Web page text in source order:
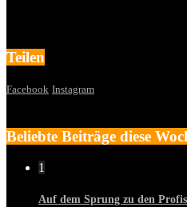
Teilen
Facebook Instagram
Beliebte Beiträge diese
1
Auf dem Sprung zu den